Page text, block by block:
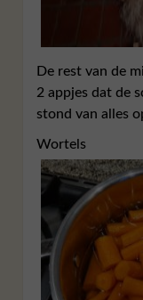
De rest van de
2 appjes dat de
stond van alles
Wortels